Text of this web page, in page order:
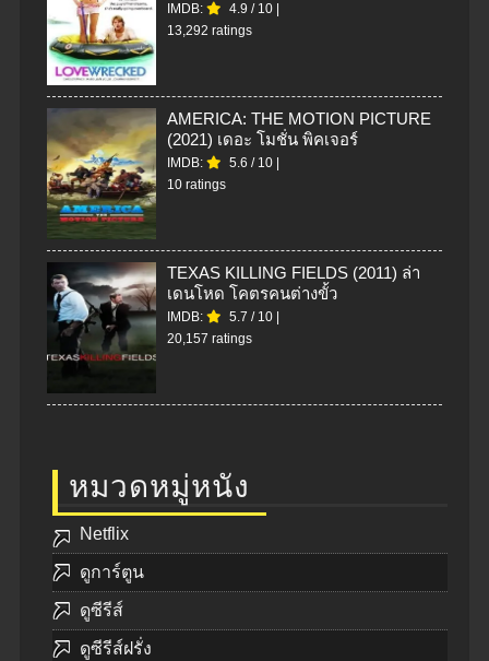
IMDB: 4.9 / 10 |
13,292 ratings
AMERICA: THE MOTION PICTURE
(2021) เดอะ โมชั่น พิคเจอร์
IMDB: 5.6 / 10 |
10 ratings
TEXAS KILLING FIELDS (2011) ล่า
เดนโหด โคตรคนต่างขั้ว
IMDB: 5.7 / 10 |
20,157 ratings
หมวดหมู่หนัง
Netflix
ดูการ์ตูน
ดูซีรีส์
ดูซีรีส์ฝรั่ง